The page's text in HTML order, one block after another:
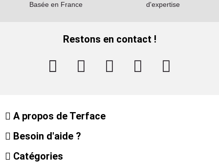
Basée en France
d'expertise
Restons en contact !
A propos de Terface
Besoin d'aide ?
Catégories